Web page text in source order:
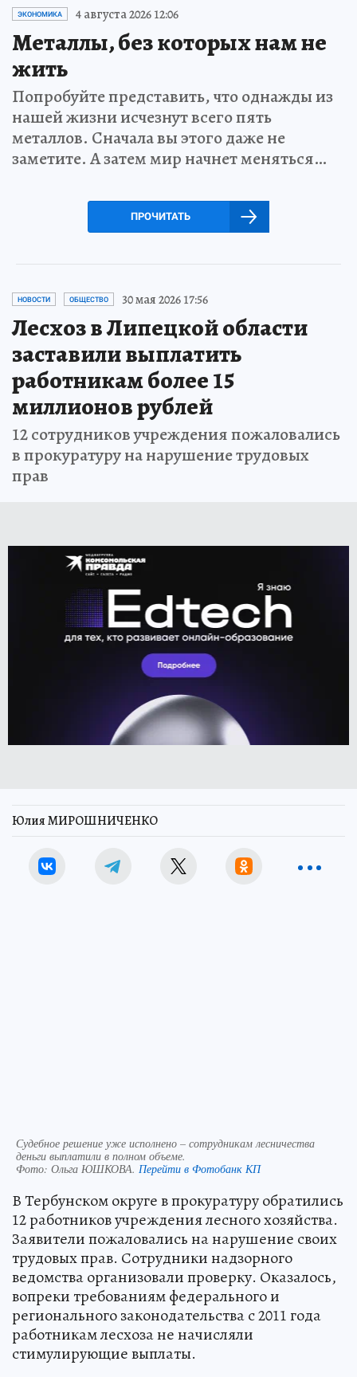
ЭКОНОМИКА 4 августа 2026 12:06
Металлы, без которых нам не
жить
Попробуйте представить, что однажды из
нашей жизни исчезнут всего пять
металлов. Сначала вы этого даже не
заметите. А затем мир начнет меняться…
ПРОЧИТАТЬ
НОВОСТИ ОБЩЕСТВО 30 мая 2026 17:56
Лесхоз в Липецкой области
заставили выплатить
работникам более 15
миллионов рублей
12 сотрудников учреждения пожаловались
в прокуратуру на нарушение трудовых
прав
Юлия МИРОШНИЧЕНКО
Судебное решение уже исполнено – сотрудникам лесничества
деньги выплатили в полном объеме.
Фото: Ольга ЮШКОВА. Перейти в Фотобанк КП
В Тербунском округе в прокуратуру обратились
12 работников учреждения лесного хозяйства.
Заявители пожаловались на нарушение своих
трудовых прав. Сотрудники надзорного
ведомства организовали проверку. Оказалось,
вопреки требованиям федерального и
регионального законодательства с 2011 года
работникам лесхоза не начисляли
стимулирующие выплаты.